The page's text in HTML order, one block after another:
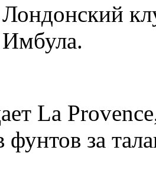
Лондонский
Имбула.
La
за